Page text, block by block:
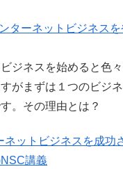
ターネットビジネスを
ジネスを始めると色
がまずは１つのビジ
。その理由とは？
ネットビジネスを成功
講義